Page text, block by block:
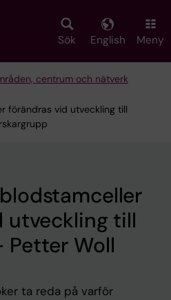
Sök English Meny
centrum och nätverk
förändras vid utveckling till
utveckling till
Petter Woll
ta reda på varför